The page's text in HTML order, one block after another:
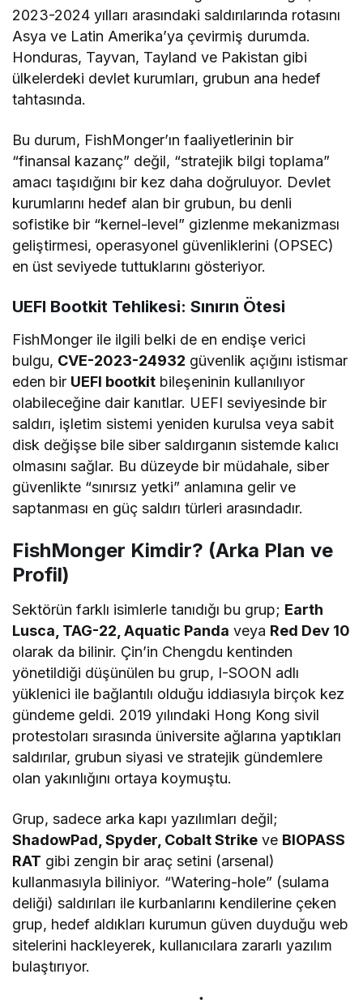
2023-2024 yılları arasındaki saldırılarında rotasını
Asya ve Latin Amerika’ya çevirmiş durumda.
Honduras, Tayvan, Tayland ve Pakistan gibi
ülkelerdeki devlet kurumları, grubun ana hedef
tahtasında.
Bu durum, FishMonger’ın faaliyetlerinin bir
“finansal kazanç” değil, “stratejik bilgi toplama”
amacı taşıdığını bir kez daha doğruluyor. Devlet
kurumlarını hedef alan bir grubun, bu denli
sofistike bir “kernel-level” gizlenme mekanizması
geliştirmesi, operasyonel güvenliklerini (OPSEC)
en üst seviyede tuttuklarını gösteriyor.
UEFI Bootkit Tehlikesi: Sınırın Ötesi
FishMonger ile ilgili belki de en endişe verici
bulgu, CVE-2023-24932 güvenlik açığını istismar
eden bir UEFI bootkit bileşeninin kullanılıyor
olabileceğine dair kanıtlar. UEFI seviyesinde bir
saldırı, işletim sistemi yeniden kurulsa veya sabit
disk değişse bile siber saldırganın sistemde kalıcı
olmasını sağlar. Bu düzeyde bir müdahale, siber
güvenlikte “sınırsız yetki” anlamına gelir ve
saptanması en güç saldırı türleri arasındadır.
FishMonger Kimdir? (Arka Plan ve
Profil)
Sektörün farklı isimlerle tanıdığı bu grup; Earth
Lusca, TAG-22, Aquatic Panda veya Red Dev 10
olarak da bilinir. Çin’in Chengdu kentinden
yönetildiği düşünülen bu grup, I-SOON adlı
yüklenici ile bağlantılı olduğu iddiasıyla birçok kez
gündeme geldi. 2019 yılındaki Hong Kong sivil
protestoları sırasında üniversite ağlarına yaptıkları
saldırılar, grubun siyasi ve stratejik gündemlere
olan yakınlığını ortaya koymuştu.
Grup, sadece arka kapı yazılımları değil;
ShadowPad, Spyder, Cobalt Strike ve BIOPASS
RAT gibi zengin bir araç setini (arsenal)
kullanmasıyla biliniyor. “Watering-hole” (sulama
deliği) saldırıları ile kurbanlarını kendilerine çeken
grup, hedef aldıkları kurumun güven duyduğu web
sitelerini hackleyerek, kullanıcılara zararlı yazılım
bulaştırıyor.